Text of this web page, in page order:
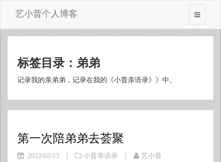
艺小昔个人博客
标签目录：弟弟
记录我的亲弟弟，记录在我的《小昔亲语录》》中。
第一次陪弟弟去荟聚
2022/02/13 | 小昔亲语录 | 艺小昔